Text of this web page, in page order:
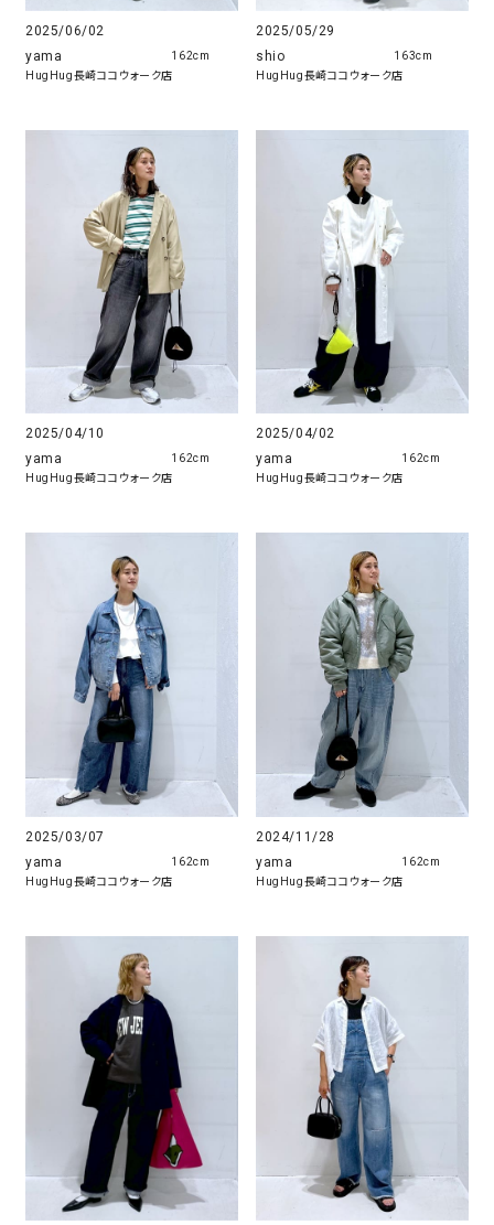
2025/06/02
yama
HugHug長崎ココウォーク店
162cm
2025/05/29
shio
HugHug長崎ココウォーク店
163cm
2025/04/10
yama
HugHug長崎ココウォーク店
162cm
2025/04/02
yama
HugHug長崎ココウォーク店
162cm
2025/03/07
yama
HugHug長崎ココウォーク店
162cm
2024/11/28
yama
HugHug長崎ココウォーク店
162cm